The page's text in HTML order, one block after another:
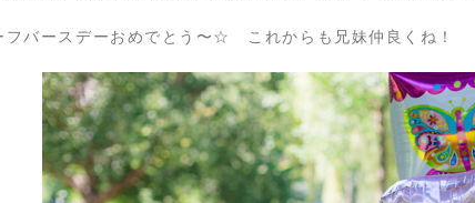
フバースデーおめでとう〜☆ これからも兄妹仲良くね！